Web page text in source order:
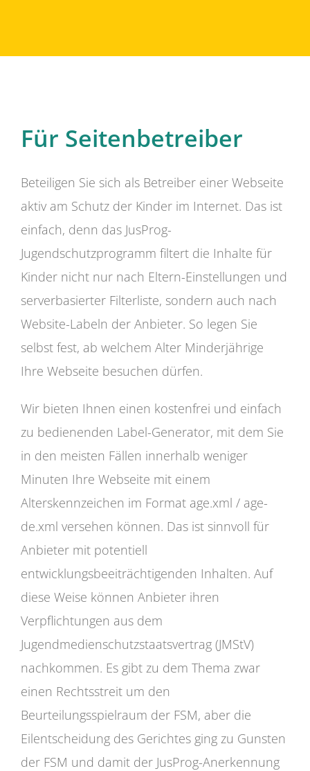
Für Seitenbetreiber
Beteiligen Sie sich als Betreiber einer Webseite
aktiv am Schutz der Kinder im Internet. Das ist
einfach, denn das JusProg-
Jugendschutzprogramm filtert die Inhalte für
Kinder nicht nur nach Eltern-Einstellungen und
serverbasierter Filterliste, sondern auch nach
Website-Labeln der Anbieter. So legen Sie
selbst fest, ab welchem Alter Minderjährige
Ihre Webseite besuchen dürfen.
Wir bieten Ihnen einen kostenfrei und einfach
zu bedienenden Label-Generator, mit dem Sie
in den meisten Fällen innerhalb weniger
Minuten Ihre Webseite mit einem
Alterskennzeichen im Format age.xml / age-
de.xml versehen können. Das ist sinnvoll für
Anbieter mit potentiell
entwicklungsbeeiträchtigenden Inhalten. Auf
diese Weise können Anbieter ihren
Verpflichtungen aus dem
Jugendmedienschutzstaatsvertrag (JMStV)
nachkommen. Es gibt zu dem Thema zwar
einen Rechtsstreit um den
Beurteilungsspielraum der FSM, aber die
Eilentscheidung des Gerichtes ging zu Gunsten
der FSM und damit der JusProg-Anerkennung